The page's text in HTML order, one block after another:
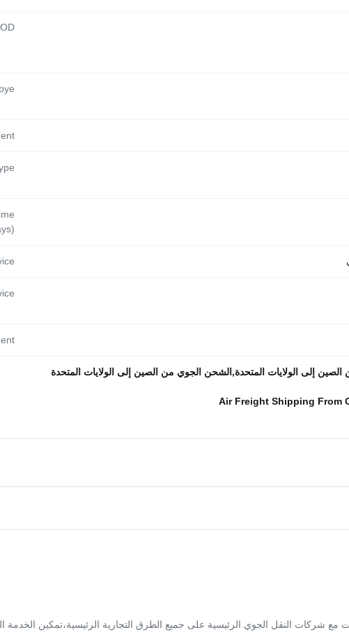
إلى الولايات المتحدة,الشحن الجوي من الصين إلى الولايات المتحدة
Air Freight Shipping From
النقل الجوي الرئيسية على جميع الطرق التجارية الرئيسية،تمكين الخدمة